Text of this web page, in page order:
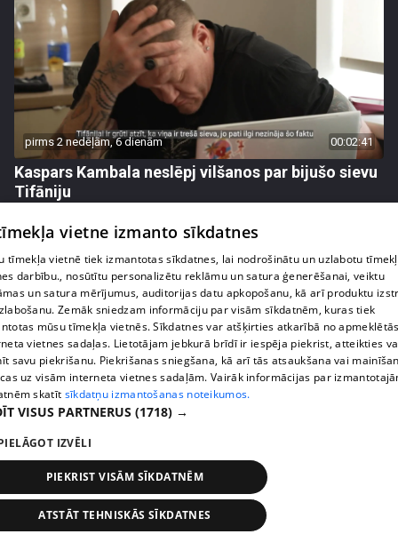
pirms 2 nedēļām, 6 dienām 00:02:41
Kaspars Kambala neslēpj vilšanos par bijušo sievu
Tifāniju
pirms 2 nedēļām, 6 dienām
Draudzene aicina pārvākties Magoni uz Kurzemes
73. epizode
vietne izmanto sīkdatnes
tīmekļa vietnē tiek izmantotas sīkdatnes, lai nodrošinātu un uzlabotu
darbību., nosūtītu personalizētu reklāmu un satura ģenerēšanai, veiktu
un satura mērījumus, auditorijas datu apkopošanu, kā arī produktu
Zemāk sniedzam informāciju par visām sīkdatnēm, kuras tiek
mūsu tīmekļa vietnēs. Sīkdatnes var atšķirties atkarībā no
vietnes sadaļas. Lietotājam jebkurā brīdī ir iespēja piekrist, atteikties
savu piekrišanu. Piekrišanas sniegšana, kā arī tās atsaukšana vai
uz visām interneta vietnes sadaļām. Vairāk informācijas par
skatīt sīkdatņu izmantošanas noteikumos.
VISUS PARTNERUS (1718) →
IZVĒLI
PIEKRIST VISĀM SĪKDATNĒM
ATSTĀT TEHNISKĀS SĪKDATNES